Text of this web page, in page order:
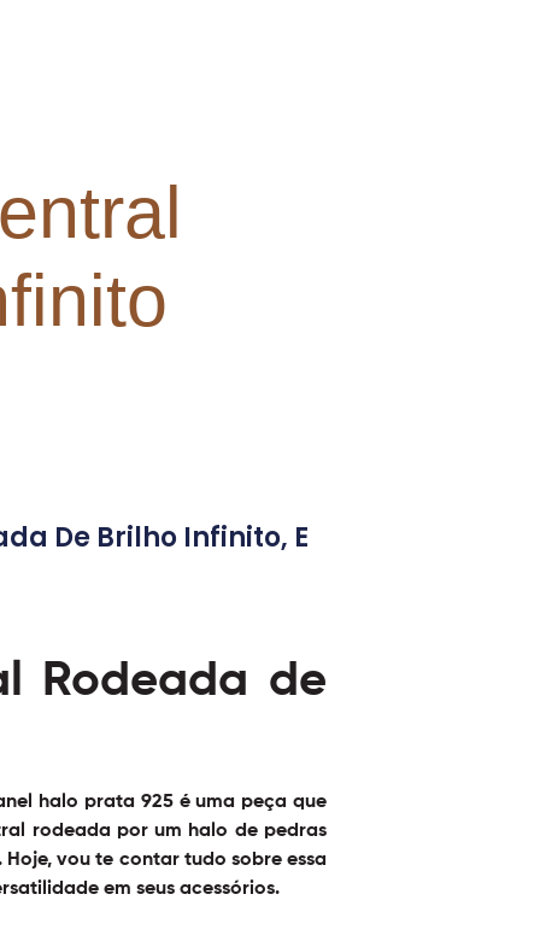
De Brilho Infinito, E
Rodeada de
halo prata 925é uma peça que
rodeada por um halo de pedras
vou te contar tudo sobre essa
em seus acessórios.